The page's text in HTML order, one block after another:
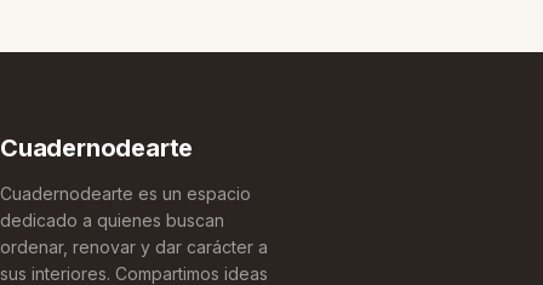
Cuadernodearte
Cuadernodearte es un espacio
dedicado a quienes buscan
ordenar, renovar y dar carácter a
sus interiores. Compartimos ideas